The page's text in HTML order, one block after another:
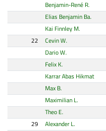
Benjamin-René R.
Elias Benjamin Ba.
Kai Finnley M.
22
Cevin W.
Dario W.
Felix K.
Karrar Abas Hikmat
Max B.
Maximilian L.
Theo E.
29
Alexander L.